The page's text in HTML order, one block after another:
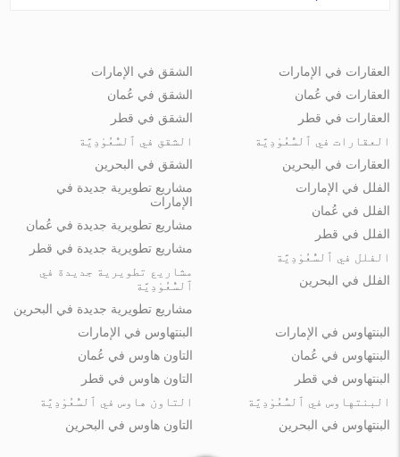
العقارات في الإمارات
العقارات في عُمان
العقارات في قطر
العقارات في ٱلسُّعُوْدِيَّة
العقارات في البحرين
الشقق في الإمارات
الشقق في عُمان
الشقق في قطر
الشقق في ٱلسُّعُوْدِيَّة
الشقق في البحرين
الفلل في الإمارات
الفلل في عُمان
الفلل في قطر
الفلل في ٱلسُّعُوْدِيَّة
الفلل في البحرين
مشاريع تطويرية جديدة في
الإمارات
مشاريع تطويرية جديدة في عُمان
مشاريع تطويرية جديدة في قطر
مشاريع تطويرية جديدة في
ٱلسُّعُوْدِيَّة
مشاريع تطويرية جديدة في البحرين
البنتهاوس في الإمارات
البنتهاوس في عُمان
البنتهاوس في قطر
البنتهاوس في ٱلسُّعُوْدِيَّة
البنتهاوس في البحرين
البنتهاوس في الإمارات
التاون هاوس في عُمان
التاون هاوس في قطر
التاون هاوس في ٱلسُّعُوْدِيَّة
التاون هاوس في البحرين